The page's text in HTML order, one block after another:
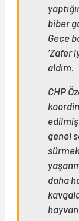
biber
Gece
‘Zafer
aldım.
CHP
genel
daha